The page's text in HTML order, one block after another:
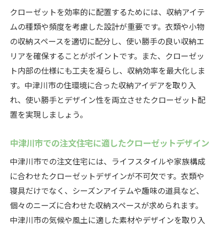
クローゼットを効率的に配置するためには、収納アイテ
ムの種類や頻度を考慮した設計が重要です。衣類や小物
の収納スペースを適切に配分し、使い勝手の良い収納エ
リアを確保することがポイントです。また、クローゼッ
ト内部の仕様にも工夫を凝らし、収納効率を最大化しま
す。中津川市の住環境に合った収納アイデアを取り入
れ、使い勝手とデザイン性を両立させたクローゼット配
置を実現しましょう。
中津川市での注文住宅に適したクローゼットデザイン
中津川市での注文住宅には、ライフスタイルや家族構成
に合わせたクローゼットデザインが不可欠です。衣類や
寝具だけでなく、シーズンアイテムや趣味の道具など、
個々のニーズに合わせた収納スペースが求められます。
中津川市の気候や風土に適した素材やデザインを取り入